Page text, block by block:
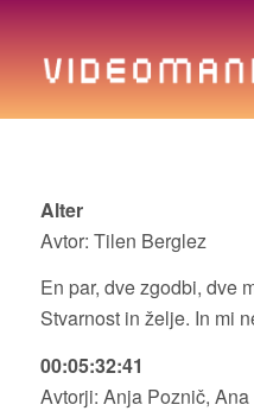
Alter
Avtor: Tilen Berglez
En par, dve zgodbi, dve
Stvarnost in želje. In mi
00:05:32:41
Avtorji: Anja Poznič,